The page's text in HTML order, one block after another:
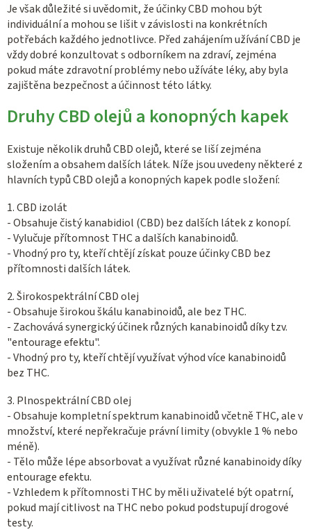
Je však důležité si uvědomit, že účinky CBD mohou být
individuální a mohou se lišit v závislosti na konkrétních
potřebách každého jednotlivce. Před zahájením užívání CBD je
vždy dobré konzultovat s odborníkem na zdraví, zejména
pokud máte zdravotní problémy nebo užíváte léky, aby byla
zajištěna bezpečnost a účinnost této látky.
Druhy CBD olejů a konopných kapek
Existuje několik druhů CBD olejů, které se liší zejména
složením a obsahem dalších látek. Níže jsou uvedeny některé z
hlavních typů CBD olejů a konopných kapek podle složení:
1. CBD izolát
- Obsahuje čistý kanabidiol (CBD) bez dalších látek z konopí.
- Vylučuje přítomnost THC a dalších kanabinoidů.
- Vhodný pro ty, kteří chtějí získat pouze účinky CBD bez
přítomnosti dalších látek.
2. Širokospektrální CBD olej
- Obsahuje širokou škálu kanabinoidů, ale bez THC.
- Zachovává synergický účinek různých kanabinoidů díky tzv.
"entourage efektu".
- Vhodný pro ty, kteří chtějí využívat výhod více kanabinoidů
bez THC.
3. Plnospektrální CBD olej
- Obsahuje kompletní spektrum kanabinoidů včetně THC, ale v
množství, které nepřekračuje právní limity (obvykle 1 % nebo
méně).
- Tělo může lépe absorbovat a využívat různé kanabinoidy díky
entourage efektu.
- Vzhledem k přítomnosti THC by měli uživatelé být opatrní,
pokud mají citlivost na THC nebo pokud podstupují drogové
testy.